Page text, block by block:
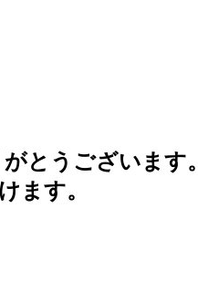
とうございます。
ます。